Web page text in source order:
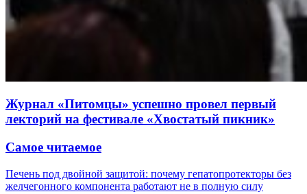
Журнал «Питомцы» успешно провел первый
лекторий на фестивале «Хвостатый пикник»
Самое читаемое
Печень под двойной защитой: почему гепатопротекторы без
желчегонного компонента работают не в полную силу